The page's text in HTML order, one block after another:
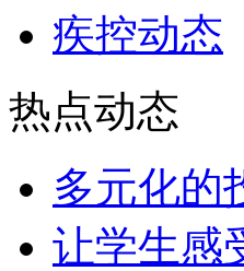
疾控动态
热点动态
多元化的
让学生感